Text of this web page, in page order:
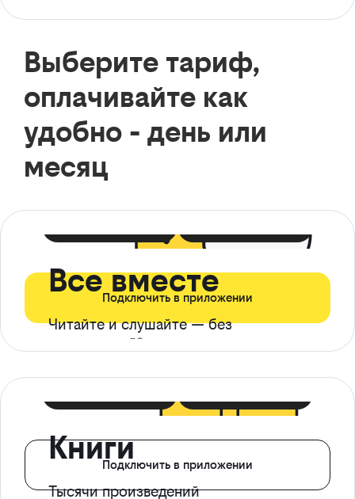
Выберите тариф,
оплачивайте как
удобно - день или
месяц
Все вместе
Читайте и слушайте — без
ограничений*
Подключить в приложении
Книги
Тысячи произведений
Подключить в приложении